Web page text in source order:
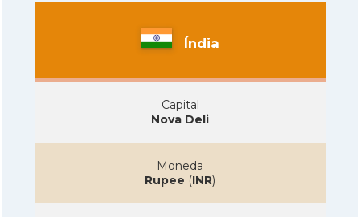
Índia
Capital
Nova Deli
Moneda
Rupee (INR)